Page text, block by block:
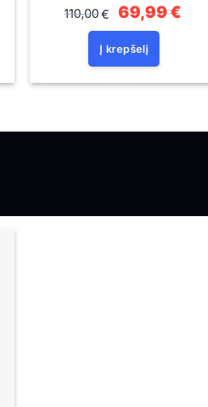
110,00€
Original
price
was:
110,00€.
69,99€
Į krepšelį